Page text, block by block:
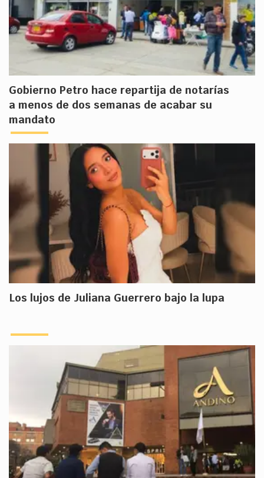
Gobierno Petro hace repartija de notarías
a menos de dos semanas de acabar su
mandato
Los lujos de Juliana Guerrero bajo la lupa